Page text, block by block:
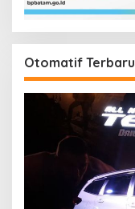
Otomatif Terbaru